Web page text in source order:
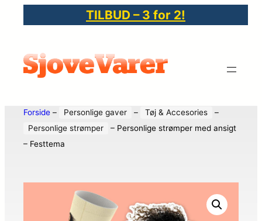
TILBUD – 3 for 2!
Forside – Personlige gaver – Tøj & Accesories
–
Personlige strømper
– Personlige strømper med ansigt
– Festtema